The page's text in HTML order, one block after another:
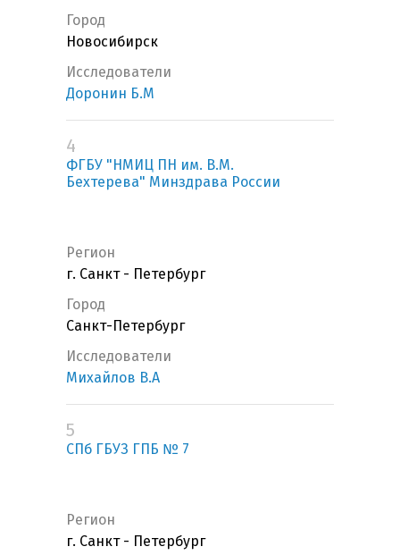
Город
Новосибирск
Исследователи
Доронин Б.М
4
ФГБУ "НМИЦ ПН им. В.М.
Бехтерева" Минздрава России
Регион
г. Санкт - Петербург
Город
Санкт-Петербург
Исследователи
Михайлов В.А
5
СПб ГБУЗ ГПБ № 7
Регион
г. Санкт - Петербург